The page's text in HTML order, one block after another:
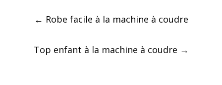
Post
← Robe facile à la machine à coudre
Top enfant à la machine à coudre →